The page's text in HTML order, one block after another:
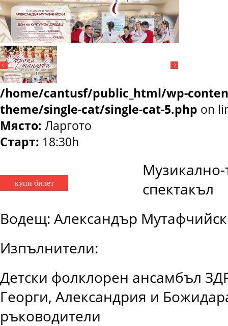
/home/cantusf/public_html/wp-
theme/single-cat/single-cat-5.php on
Място: Ларгото
Старт: 18:30h
купи билет
спектакъл
Водещ: Александър
Изпълнители:
Детски фолклорен ансамбъл
Георги, Александрия и
ръководители